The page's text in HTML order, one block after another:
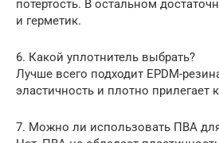
потертость. В остальном
и герметик.
6. Какой уплотнитель выбрать?
Лучше всего подходит EPDM-
эластичность и плотно прилегает
7. Можно ли использовать ПВА